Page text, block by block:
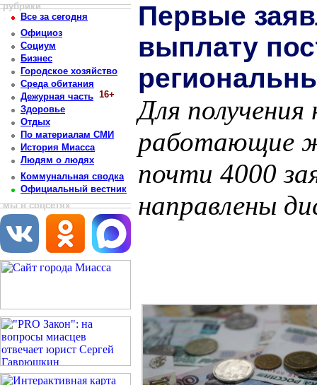
рубрики
Все за сегодня
Официоз
Социум
Бизнес
Городское хозяйство
Среда обитания
Дежурная часть 16+
Здоровье
Отдых
По материалам СМИ
История Миасса
Людям о людях
Коммунальная сводка
Официальный вестник
мы в соцсетях
Первые
выплату
Для
работающие
почти 4000
направлены